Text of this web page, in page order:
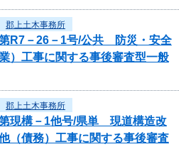
郡上土木事務所
第R7－26－1号/公共 防災・安全
）工事に関する事後審査型一般
郡上土木事務所
第現構－1他号/県単 現道構造改
（債務）工事に関する事後審査